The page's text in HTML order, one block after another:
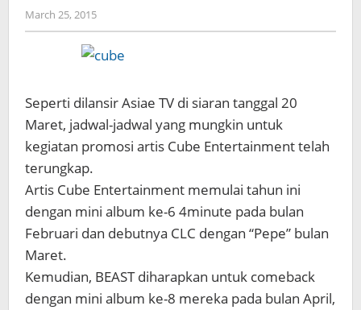
March 25, 2015by
Koreanindo
Seperti dilansir Asiae TV di siaran tanggal 20
Maret, jadwal-jadwal yang mungkin untuk
kegiatan promosi artis Cube Entertainment telah
terungkap.
Artis Cube Entertainment memulai tahun ini
dengan mini album ke-6 4minute pada bulan
Februari dan debutnya CLC dengan “Pepe” bulan
Maret.
Kemudian, BEAST diharapkan untuk comeback
dengan mini album ke-8 mereka pada bulan April,